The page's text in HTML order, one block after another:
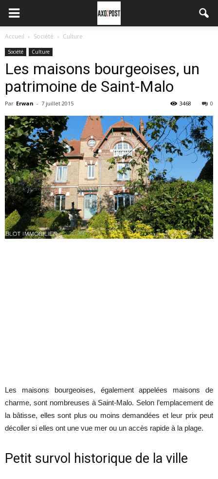
Accueil Société Culture
Société Culture
Les maisons bourgeoises, un
patrimoine de Saint-Malo
Par Erwan - 7 juillet 2015 0
3468
Les maisons bourgeoises, également appelées maisons de
charme, sont nombreuses à Saint-Malo. Selon l’emplacement de
la bâtisse, elles sont plus ou moins demandées et leur prix peut
décoller si elles ont une vue mer ou un accès rapide à la plage.
Petit survol historique de la ville